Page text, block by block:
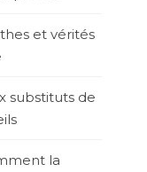
et vérités
substituts de
la